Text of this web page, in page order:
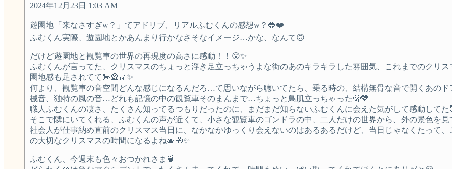
2024年12月23日 1:03 AM
遊園地「来なさすぎw？」てアドリブ、リアルふむくんの感想w？🐸❤️
ふむくん実際、遊園地とかあんまり行かなさそなイメージ…かな、なんて🙃
だけど遊園地と観覧車の世界の再現度の高さに感動！！😮✨️
ふむくんが言ってた、クリスマスのちょっと浮き足立っちゃうよな街のあのキラキラした雰囲気、これまでのクリ
園地感も足されてて🎠🎡🎢✨️
何より、観覧車の音空間どんな感じになるんだろ…て思いながら聴いてたら、乗る時の、結構無骨な音で開くあの
械音、独特の風の音…どれも記憶の中の観覧車そのまんまで…ちょっと鳥肌立っちゃった🫢💖
職人ふむくんの凄さ、たくさん知ってるつもりだったのに、まだまだ知らないふむくんに会えた気がして感動してた
そこで隣にいてくれる、ふむくんの声が近くて、小さな観覧車のゴンドラの中、二人だけの世界から、外の景色を
社会人が仕事納め直前のクリスマス当日に、なかなかゆっくり会えないのはあるあるだけど、当日じゃなくたって
の大切なクリスマスの時間になるよね🎄🎁✨️
ふむくん、今週末も色々おつかれさま🍵